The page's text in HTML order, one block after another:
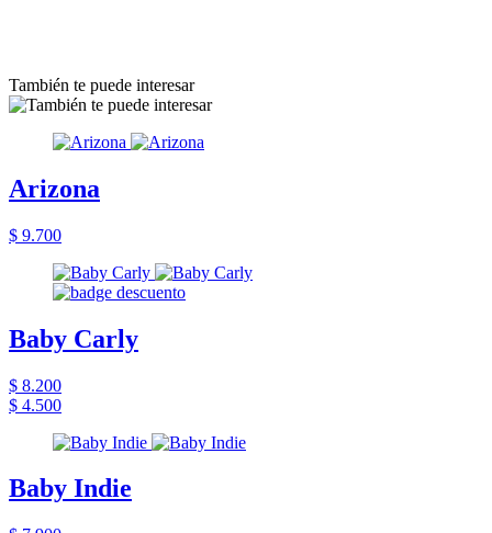
También te puede interesar
Arizona
$ 9.700
Baby Carly
$ 8.200
$ 4.500
Baby Indie